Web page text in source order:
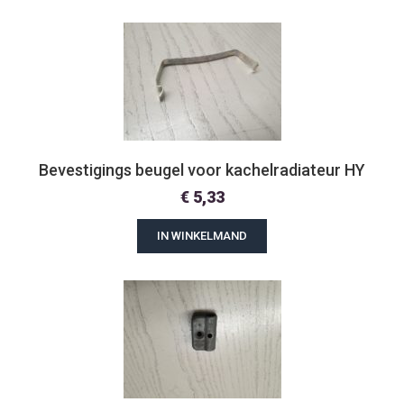
Bevestigings beugel voor kachelradiateur HY
€5,33
IN WINKELMAND